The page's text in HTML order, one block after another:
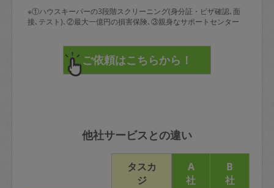
※①ハウスキーパーの3段階スクリーニング(身分証・ビザ確認､面
接､テスト)､②最大一億円の損害保険､③親身なサポートセンター
他社サービスとの違い
タスカ
ジ
A
社
B
社